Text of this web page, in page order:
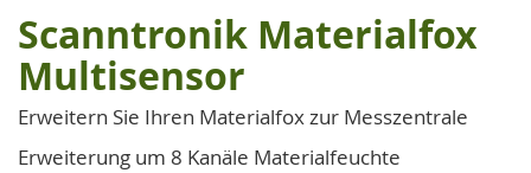
Zum
Anfang
der
Bildgalerie
Scanntronik Materialfox
Multisensor
Erweitern Sie Ihren Materialfox zur Messzentrale
Erweiterung um 8 Kanäle Materialfeuchte